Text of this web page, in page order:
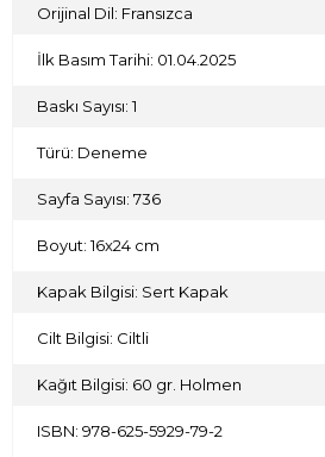
Orijinal Dil: Fransızca
İlk Basım Tarihi: 01.04.2025
Baskı Sayısı: 1
Türü: Deneme
Sayfa Sayısı: 736
Boyut: 16x24 cm
Kapak Bilgisi: Sert Kapak
Cilt Bilgisi: Ciltli
Kağıt Bilgisi: 60 gr. Holmen
ISBN: 978-625-5929-79-2